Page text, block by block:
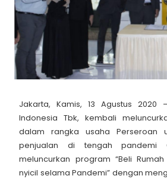
Jakarta, Kamis, 13 Agustus 2020
Indonesia Tbk, kembali
dalam rangka usaha Perseroan
penjualan di tengah pandemi
meluncurkan program “Beli
nyicil selama Pandemi” dengan